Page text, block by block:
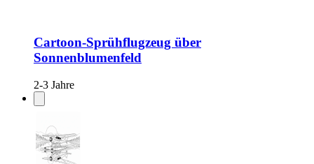
Cartoon-Sprühflugzeug über
Sonnenblumenfeld
2-3 Jahre